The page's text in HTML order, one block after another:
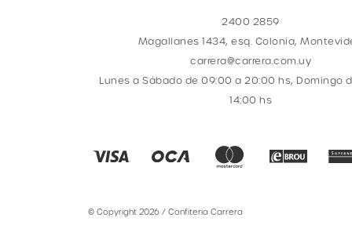
2400 2859
Magallanes 1434, esq. Colonia,
carrera@carrera.com.uy
Lunes a Sábado de 09:00 a 20:00 hs, Domingo
14:00 hs
© Copyright 2026 / Confiteria Carrera